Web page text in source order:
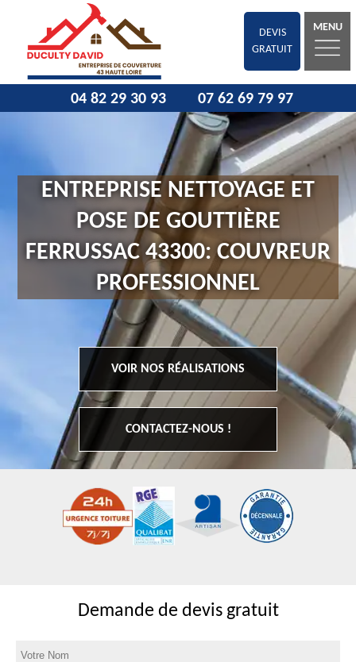
DEVIS
GRATUIT
MENU
04 82 29 30 93 07 62 69 79 97
ENTREPRISE NETTOYAGE ET
POSE DE GOUTTIÈRE
FERRUSSAC 43300: COUVREUR
PROFESSIONNEL
VOIR NOS RÉALISATIONS
CONTACTEZ-NOUS !
Demande de devis gratuit